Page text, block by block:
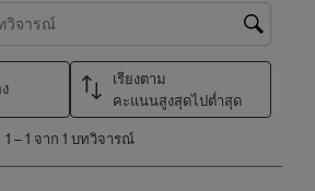
สอบภูมิภาคการค้นหา
เรียงตาม
คะแนนสูงสุดไปต่ำสุด
1 –1 จาก 1 บทวิจารณ์